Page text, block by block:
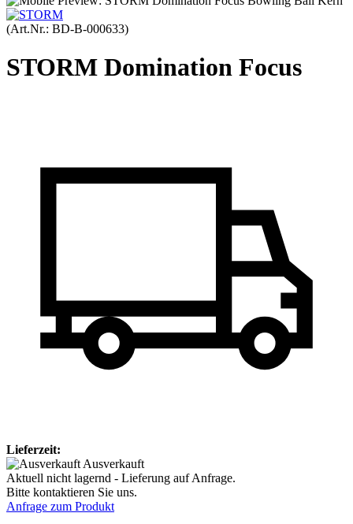
(Art.Nr.: BD-B-000633)
STORM Domination Focus
Lieferzeit:
Ausverkauft
Aktuell nicht lagernd - Lieferung auf Anfrage.
Bitte kontaktieren Sie uns.
Anfrage zum Produkt